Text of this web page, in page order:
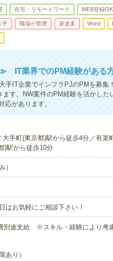
在宅・リモートワーク WEB登録OK
手 職場が禁煙 派遣多 Word
IT業界でのPM経験がある方
手IT企業でインフラPJのPMを募
す。NW案件のPM経験を活かした
応があります。
手町(東京都)駅から徒歩4分／有楽
)駅から徒歩10分
）
お気軽にご相談下さい！
別途支給 ※スキル・経験により考
あり）